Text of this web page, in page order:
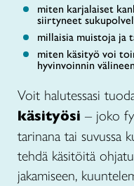
miten karjalaiset
siirtyneet
millaisia muistoja
miten käsityö voi
hyvinvoinnin
Voit halutessasi
käsityösi – joko
tarinana tai suvussa
tehdä käsitöitä
jakamiseen,